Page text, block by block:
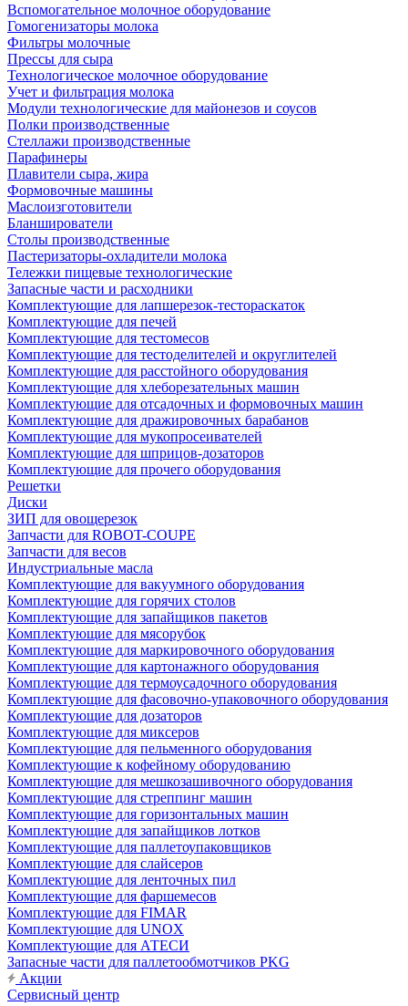
Вспомогательное молочное оборудование
Гомогенизаторы молока
Фильтры молочные
Прессы для сыра
Технологическое молочное оборудование
Учет и фильтрация молока
Модули технологические для майонезов и соусов
Полки производственные
Стеллажи производственные
Парафинеры
Плавители сыра, жира
Формовочные машины
Маслоизготовители
Бланширователи
Столы производственные
Пастеризаторы-охладители молока
Тележки пищевые технологические
Запасные части и расходники
Комплектующие для лапшерезок-тестораскаток
Комплектующие для печей
Комплектующие для тестомесов
Комплектующие для тестоделителей и округлителей
Комплектующие для расстойного оборудования
Комплектующие для хлеборезательных машин
Комплектующие для отсадочных и формовочных машин
Комплектующие для дражировочных барабанов
Комплектующие для мукопросеивателей
Комплектующие для шприцов-дозаторов
Комплектующие для прочего оборудования
Решетки
Диски
ЗИП для овощерезок
Запчасти для ROBOT-COUPE
Запчасти для весов
Индустриальные масла
Комплектующие для вакуумного оборудования
Комплектующие для горячих столов
Комплектующие для запайщиков пакетов
Комплектующие для мясорубок
Комплектующие для маркировочного оборудования
Комплектующие для картонажного оборудования
Комплектующие для термоусадочного оборудования
Комплектующие для фасовочно-упаковочного оборудования
Комплектующие для дозаторов
Комплектующие для миксеров
Комплектующие для пельменного оборудования
Комплектующие к кофейному оборудованию
Комплектующие для мешкозашивочного оборудования
Комплектующие для стреппинг машин
Комплектующие для горизонтальных машин
Комплектующие для запайщиков лотков
Комплектующие для паллетоупаковщиков
Комплектующие для слайсеров
Комплектующие для ленточных пил
Комплектующие для фаршемесов
Комплектующие для FIMAR
Комплектующие для UNOX
Комплектующие для АТЕСИ
Запасные части для паллетообмотчиков PKG
Акции
Сервисный центр